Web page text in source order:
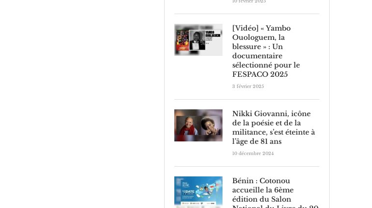
[Vidéo] « Yambo
Ouologuem, la
blessure » : Un
documentaire
sélectionné pour le
FESPACO 2025
3 février 2025
Nikki Giovanni, icône
de la poésie et de la
militance, s’est éteinte à
l’âge de 81 ans
10 décembre 2024
Bénin : Cotonou
accueille la 6ème
édition du Salon